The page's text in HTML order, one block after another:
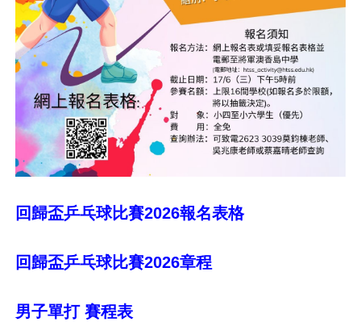
回歸盃乒乓球比賽2026報名表格
回歸盃乒乓球比賽2026章程
男子單打 賽程表